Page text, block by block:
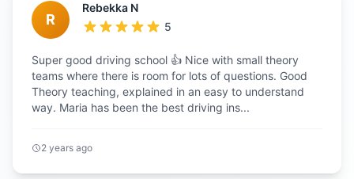
R
Rebekka N
5
Super good driving school 👍 Nice with small theory
teams where there is room for lots of questions. Good
Theory teaching, explained in an easy to understand
way. Maria has been the best driving ins...
2 years ago